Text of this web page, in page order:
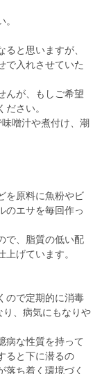
と思いますが、
で入れさせていた
んが、もしご希望
さい。
噌汁や煮付け、潮
を原料に魚粉やビ
のエサを毎回作っ
で、脂質の低い配
げています。
ので定期的に消毒
、病気にもなりや
病な性質を持って
ると下に潜るの
落ち着く環境づく